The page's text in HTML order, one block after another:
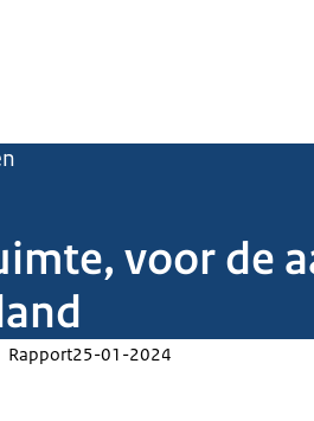
voor de
Rapport25-01-2024